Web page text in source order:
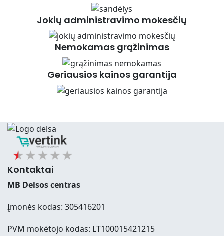
Jokių administravimo mokesčių
Nemokamas grąžinimas
Geriausios kainos garantija
Kontaktai
MB Delsos centras
Įmonės kodas: 305416201
PVM mokėtojo kodas: LT100015421215